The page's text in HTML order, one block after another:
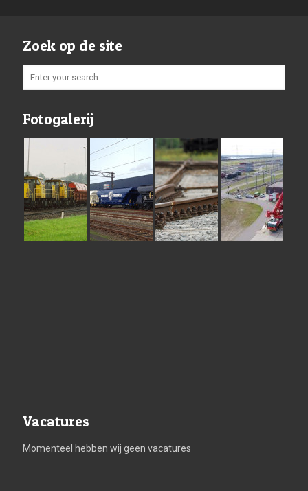
Zoek op de site
Fotogalerij
Vacatures
Momenteel hebben wij geen vacatures